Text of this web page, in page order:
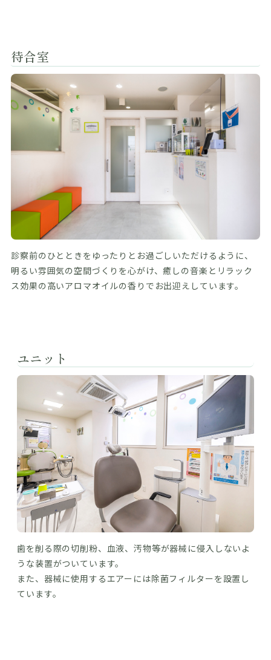
待合室
診察前のひとときをゆったりとお過ごしいただけるように、
明るい雰囲気の空間づくりを心がけ、癒しの音楽とリラック
ス効果の高いアロマオイルの香りでお出迎えしています。
ユニット
歯を削る際の切削粉、血液、汚物等が器械に侵入しないよ
うな装置がついています。
また、器械に使用するエアーには除菌フィルターを設置し
ています。